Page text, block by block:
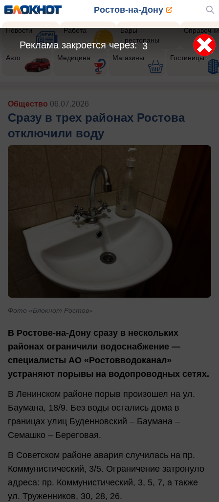
Ростов-на-Дону
Новости Работа
Бары
- рестораны
Авто Медицина Магазины Гостиницы
Общество 06.07.2026
Сразу в трех районах Ростова
отключили воду
Фото «Блокнот Ростов»
В Ростове-на-Дону сразу в нескольких
районах ограничили водоснабжение —
специалисты АО «Ростовводоканал»
устраняют порывы на водопроводных сетях.
В Ленинском районе порыв произошел на ул.
Баумана, 18/9. Без воды остались дома в
границах улиц Буденновский – Баумана –
Семашко – Береговая.
В Советском районе авария случилась на пр.
Коммунистический, 3/5. Ограничение затронуло
адреса: пр. Коммунистический, 3, 5, 7, а также
ул. Труженников, 30, 28, 26.